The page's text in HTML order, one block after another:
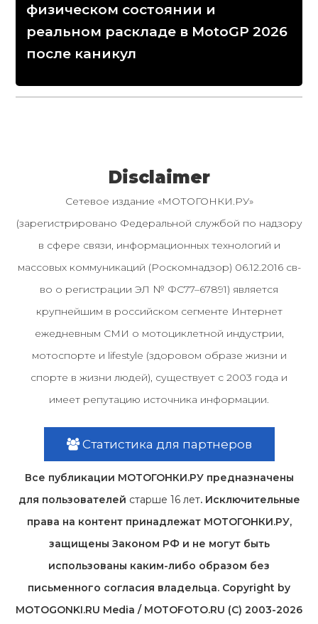
физическом состоянии и
реальном раскладе в MotoGP 2026
после каникул
Disclaimer
Сетевое издание «МОТОГОНКИ.РУ»
(зарегистрировано Федеральной службой по надзору
в сфере связи, информационных технологий и
массовых коммуникаций (Роскомнадзор) 06.12.2016 св-
во о регистрации ЭЛ № ФС77–67891) является
крупнейшим в российском сегменте Интернет
ежедневным СМИ о мотоциклетной индустрии,
мотоспорте и lifestyle (здоровом образе жизни и
спорте в жизни людей), существует с 2003 года и
имеет репутацию источника информации.
Статистика для партнеров
Все публикации МОТОГОНКИ.РУ предназначены
для пользователей старше 16 лет. Исключительные
права на контент принадлежат МОТОГОНКИ.РУ,
защищены Законом РФ и не могут быть
использованы каким-либо образом без
письменного согласия владельца. Copyright by
MOTOGONKI.RU Media / MOTOFOTO.RU (C) 2003-2026